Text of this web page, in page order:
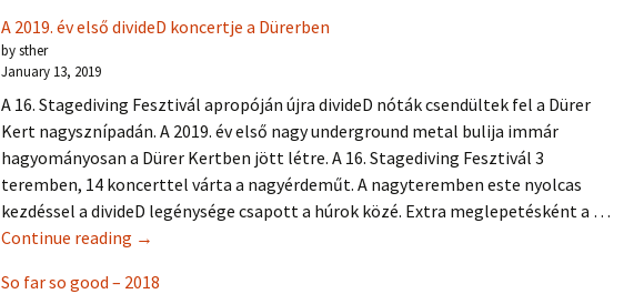
A 2019. év első divideD koncertje a Dürerben
by sther
January 13, 2019
A 16. Stagediving Fesztivál apropóján újra divideD nóták csendültek fel a Dürer
Kert nagysznípadán. A 2019. év első nagy underground metal bulija immár
hagyományosan a Dürer Kertben jött létre. A 16. Stagediving Fesztivál 3
teremben, 14 koncerttel várta a nagyérdeműt. A nagyteremben este nyolcas
kezdéssel a divideD legénysége csapott a húrok közé. Extra meglepetésként a …
Continue reading A 2019. év első divideD koncertje a Dürerben
→
So far so good – 2018